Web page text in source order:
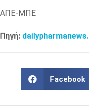
ΑΠΕ-ΜΠΕ
Πηγή:
Facebook